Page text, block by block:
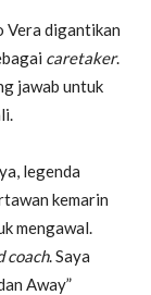
Vera digantikan
caretaker.
jawab untuk
legenda
kemarin
mengawal.
coach. Saya
Away”